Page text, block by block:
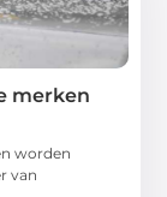
merken
worden
van